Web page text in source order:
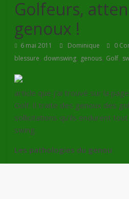
Golfeurs,
genoux !
6 mai 2011 Dominique 0
blessure, downswing, genous, Golf,
article que j’ai trouvé sur la
Golf. Il traite des genoux des
sollicitations qu’ils endurent
swing.
Les pathologies du genou